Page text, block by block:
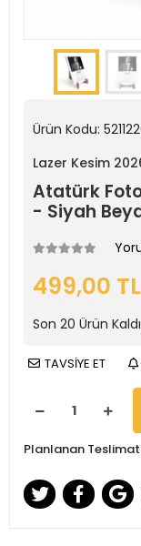
Ürün Kodu:
Lazer Kesim
Atatürk
- Siyah
499,00 TL
Son 20 Ürün Kaldı
TAVSİYE ET
Planlanan Teslimat